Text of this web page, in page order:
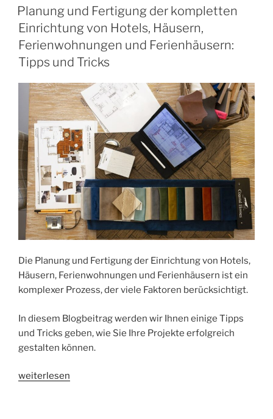
AM
Planung und Fertigung der kompletten
Einrichtung von Hotels, Häusern,
Ferienwohnungen und Ferienhäusern:
Tipps und Tricks
Die Planung und Fertigung der Einrichtung von Hotels,
Häusern, Ferienwohnungen und Ferienhäusern ist ein
komplexer Prozess, der viele Faktoren berücksichtigt.
In diesem Blogbeitrag werden wir Ihnen einige Tipps
und Tricks geben, wie Sie Ihre Projekte erfolgreich
gestalten können.
„Planung
weiterlesen